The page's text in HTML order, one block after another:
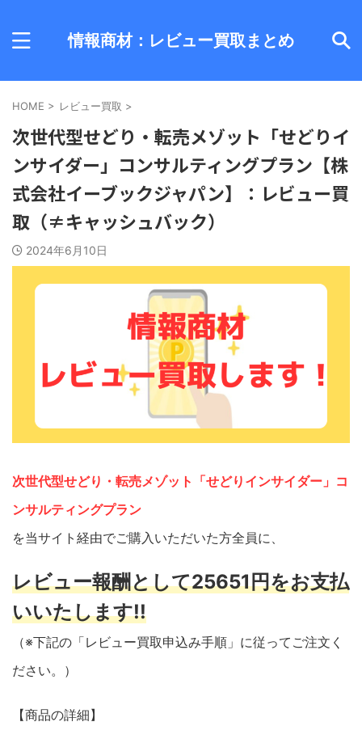
情報商材：レビュー買取まとめ
HOME > レビュー買取 >
次世代型せどり・転売メゾット「せどりイ
ンサイダー」コンサルティングプラン【株
式会社イーブックジャパン】：レビュー買
取（≠キャッシュバック）
2024年6月10日
次世代型せどり・転売メゾット「せどりインサイダー」コ
ンサルティングプラン
を当サイト経由でご購入いただいた方全員に、
レビュー報酬として25651円をお支払
いいたします!!
（※下記の「レビュー買取申込み手順」に従ってご注文く
ださい。）
【商品の詳細】